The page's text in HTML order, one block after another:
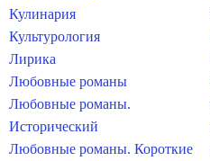
Кулинария
Культурология
Лирика
Любовные романы
Любовные романы.
Исторический
Любовные романы. Короткие